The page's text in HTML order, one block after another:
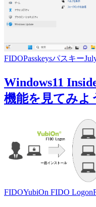
FIDOPasskeysパスキー
Windows11
機能を見てみよ
FIDOYubiOn FIDO Logon